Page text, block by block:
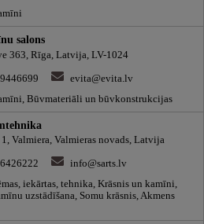
salons
363, Rīga, Latvija, LV-1024
evita@evita.lv
Būvmateriāli un būvkonstrukcijas
Valmiera, Valmieras novads, Latvija
info@sarts.lv
iekārtas, tehnika, Krāsnis un kamīni,
uzstādīšana, Somu krāsnis, Akmens